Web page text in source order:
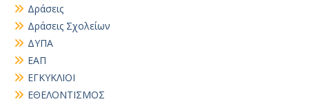
Δράσεις
Δράσεις Σχολείων
ΔΥΠΑ
ΕΑΠ
ΕΓΚΥΚΛΙΟΙ
ΕΘΕΛΟΝΤΙΣΜΟΣ